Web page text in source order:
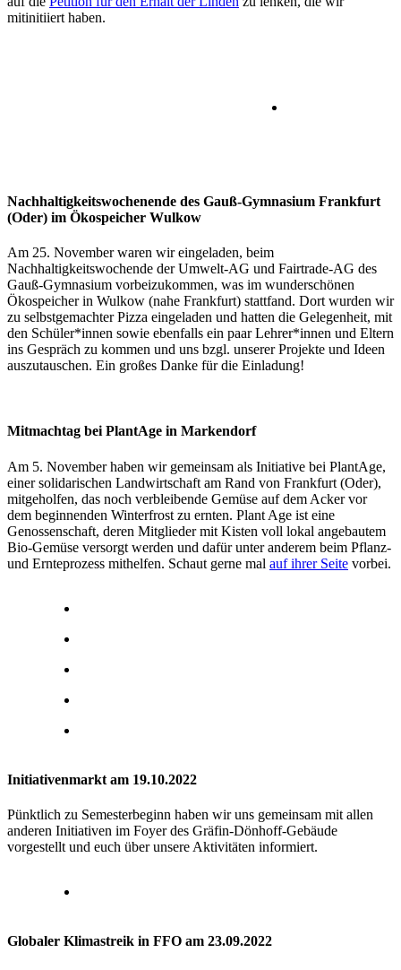
mitinitiiert haben.
Nachhaltigkeitswochenende des Gauß-Gymnasium Frankfurt
(Oder) im Ökospeicher Wulkow
Am 25. November waren wir eingeladen, beim
Nachhaltigkeitswochende der Umwelt-AG und Fairtrade-AG des
Gauß-Gymnasium vorbeizukommen, was im wunderschönen
Ökospeicher in Wulkow (nahe Frankfurt) stattfand. Dort wurden wir
zu selbstgemachter Pizza eingeladen und hatten die Gelegenheit, mit
den Schüler*innen sowie ebenfalls ein paar Lehrer*innen und Eltern
ins Gespräch zu kommen und uns bzgl. unserer Projekte und Ideen
auszutauschen. Ein großes Danke für die Einladung!
Mitmachtag bei PlantAge in Markendorf
Am 5. November haben wir gemeinsam als Initiative bei PlantAge,
einer solidarischen Landwirtschaft am Rand von Frankfurt (Oder),
mitgeholfen, das noch verbleibende Gemüse auf dem Acker vor
dem beginnenden Winterfrost zu ernten. Plant Age ist eine
Genossenschaft, deren Mitglieder mit Kisten voll lokal angebautem
Bio-Gemüse versorgt werden und dafür unter anderem beim Pflanz-
und Ernteprozess mithelfen. Schaut gerne mal auf ihrer Seite vorbei.
Initiativenmarkt am 19.10.2022
Pünktlich zu Semesterbeginn haben wir uns gemeinsam mit allen
anderen Initiativen im Foyer des Gräfin-Dönhoff-Gebäude
vorgestellt und euch über unsere Aktivitäten informiert.
Globaler Klimastreik in FFO am 23.09.2022